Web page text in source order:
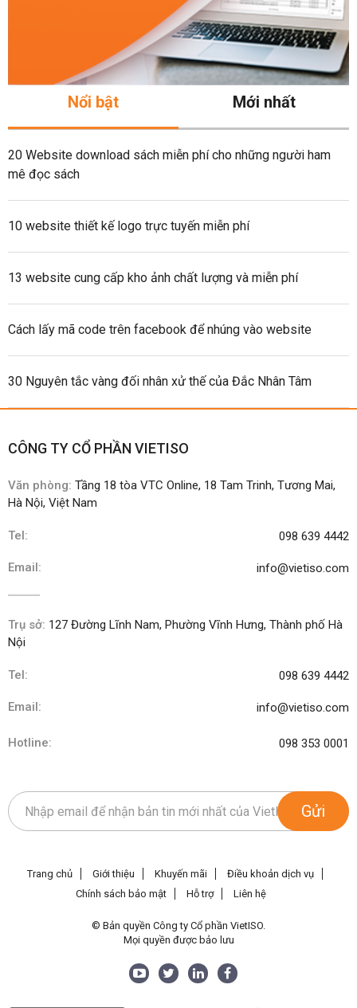
Nổi bật Mới nhất
20 Website download sách miễn phí cho những người ham
mê đọc sách
10 website thiết kế logo trực tuyến miễn phí
13 website cung cấp kho ảnh chất lượng và miễn phí
Cách lấy mã code trên facebook để nhúng vào website
30 Nguyên tắc vàng đối nhân xử thế của Đắc Nhân Tâm
CÔNG TY CỔ PHẦN VIETISO
Văn phòng: Tầng 18 tòa VTC Online, 18 Tam Trinh, Tương Mai,
Hà Nội, Việt Nam
Tel: 098 639 4442
Email: info@vietiso.com
Trụ sở: 127 Đường Lĩnh Nam, Phường Vĩnh Hưng, Thành phố Hà
Nội
Tel: 098 639 4442
Email: info@vietiso.com
Hotline: 098 353 0001
Gửi
Trang chủ Giới thiệu Khuyến mãi
Điều khoản dịch vụ
Chính sách bảo mật
Hỗ trợ Liên hệ
© Bản quyền Công ty Cổ phần VietISO.
Mọi quyền được bảo lưu